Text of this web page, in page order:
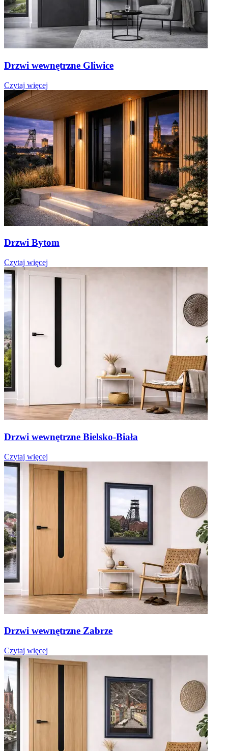
Drzwi wewnętrzne Gliwice
Czytaj więcej
Drzwi Bytom
Czytaj więcej
Drzwi wewnętrzne Bielsko-Biała
Czytaj więcej
Drzwi wewnętrzne Zabrze
Czytaj więcej